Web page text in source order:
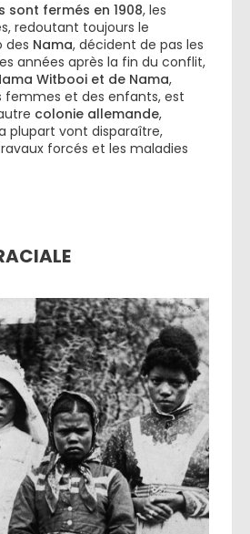
sont fermés en 1908, les
redoutant toujours le
des Nama, décident de pas les
années après la fin du conflit,
Witbooi et de Nama,
femmes et des enfants, est
colonie allemande,
plupart vont disparaître,
forcés et les maladies